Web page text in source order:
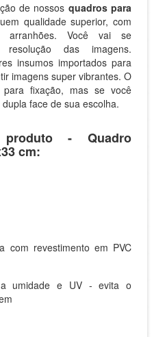
de nossos quadros para
qualidade superior, com
arranhões. Você vai se
das imagens.
insumos importados para
imagens super vibrantes. O
para fixação, mas se você
face de sua escolha.
produto - Quadro
cm:
com revestimento em PVC
a umidade e UV - evita o